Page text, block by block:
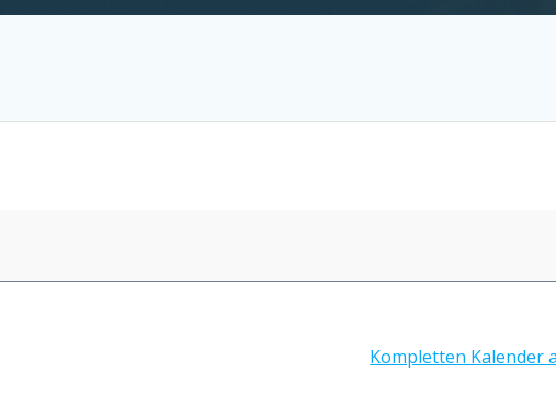
Kompletten Kalender